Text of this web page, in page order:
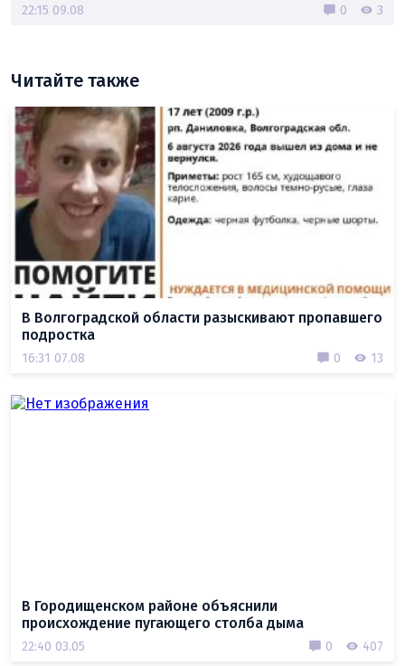
22:15 09.08 0 3
Читайте также
В Волгоградской области разыскивают пропавшего
подростка
16:31 07.08 0 13
В Городищенском районе объяснили
происхождение пугающего столба дыма
22:40 03.05 0 407